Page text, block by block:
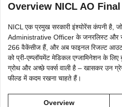
Overview NICL AO
NICL एक प्रमुख सरकारी इंश्योरेंस कंपनी है,
Administrative Officer के जनरलिस्ट और
266 वैकेंसीज हैं, और अब फाइनल रिजल्ट आउट
को प्री-एम्प्लॉयमेंट मेडिकल एग्जामिनेशन के लिए
ग्रोथ और अच्छे पर्क्स वाली है – खासकर उन
फील्ड में कदम रखना चाहते हैं।
Overview